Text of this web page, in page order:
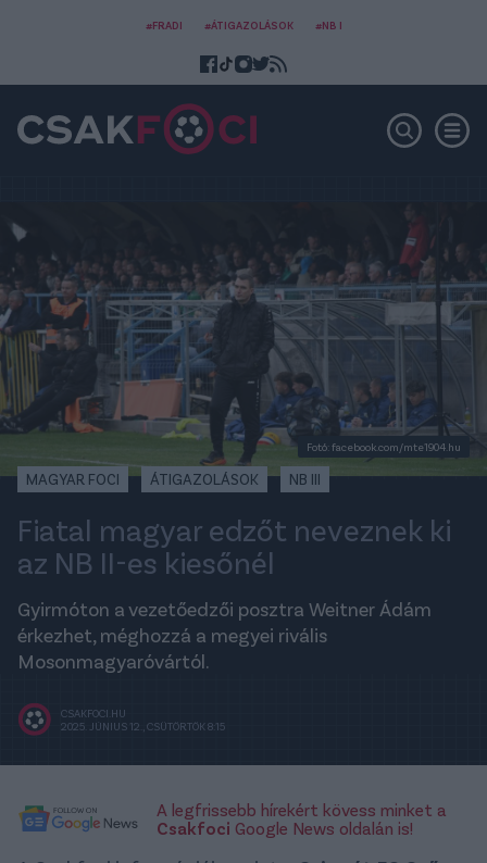
#FRADI #ÁTIGAZOLÁSOK #NB I
Fotó: facebook.com/mte1904.hu
MAGYAR FOCI ÁTIGAZOLÁSOK NB III
Fiatal magyar edzőt neveznek ki
az NB II-es kiesőnél
Gyirmóton a vezetőedzői posztra Weitner Ádám
érkezhet, méghozzá a megyei rivális
Mosonmagyaróvártól.
CSAKFOCI.HU
2025. JÚNIUS 12., CSÜTÖRTÖK 8:15
A legfrissebb hírekért kövess minket a
Csakfoci Google News oldalán is!